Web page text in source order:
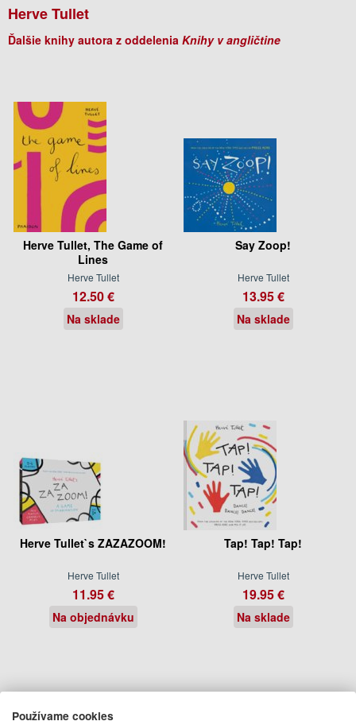
Herve Tullet
Ďalšie knihy autora z oddelenia Knihy v angličtine
Herve Tullet, The Game of
Lines
Herve Tullet
12.50 €
Na sklade
Say Zoop!
Herve Tullet
13.95 €
Na sklade
Herve Tullet`s ZAZAZOOM!
Herve Tullet
11.95 €
Na objednávku
Tap! Tap! Tap!
Herve Tullet
19.95 €
Na sklade
Používame cookies